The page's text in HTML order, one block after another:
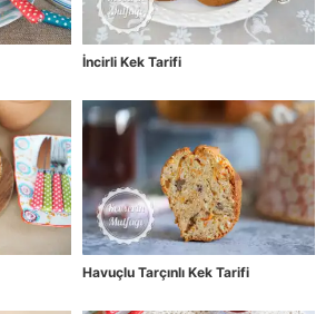
İncirli Kek Tarifi
Havuçlu Tarçınlı Kek Tarifi